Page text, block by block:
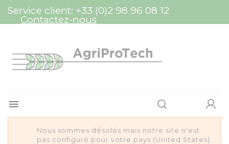
Service client: +33 (0)2 98 96 08 12
Contactez-nous

Nous sommes désolés mais notre site n'est
pas configuré pour votre pays (United States).
Panneau de gestion des cookies